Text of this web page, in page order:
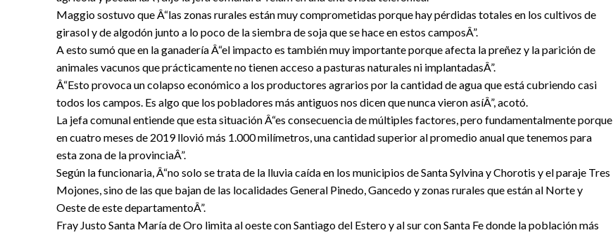
Maggio sostuvo que Â“las zonas rurales están muy comprometidas porque hay pérdidas totales en los cultivos de
girasol y de algodón junto a lo poco de la siembra de soja que se hace en estos camposÂ”.
A esto sumó que en la ganadería Â“el impacto es también muy importante porque afecta la preñez y la parición de
animales vacunos que prácticamente no tienen acceso a pasturas naturales ni implantadasÂ”.
Â“Esto provoca un colapso económico a los productores agrarios por la cantidad de agua que está cubriendo casi
todos los campos. Es algo que los pobladores más antiguos nos dicen que nunca vieron asíÂ”, acotó.
La jefa comunal entiende que esta situación Â“es consecuencia de múltiples factores, pero fundamentalmente porque
en cuatro meses de 2019 llovió más 1.000 milímetros, una cantidad superior al promedio anual que tenemos para
esta zona de la provinciaÂ”.
Según la funcionaria, Â“no solo se trata de la lluvia caída en los municipios de Santa Sylvina y Chorotis y el paraje Tres
Mojones, sino de las que bajan de las localidades General Pinedo, Gancedo y zonas rurales que están al Norte y
Oeste de este departamentoÂ”.
Fray Justo Santa María de Oro limita al oeste con Santiago del Estero y al sur con Santa Fe donde la población más